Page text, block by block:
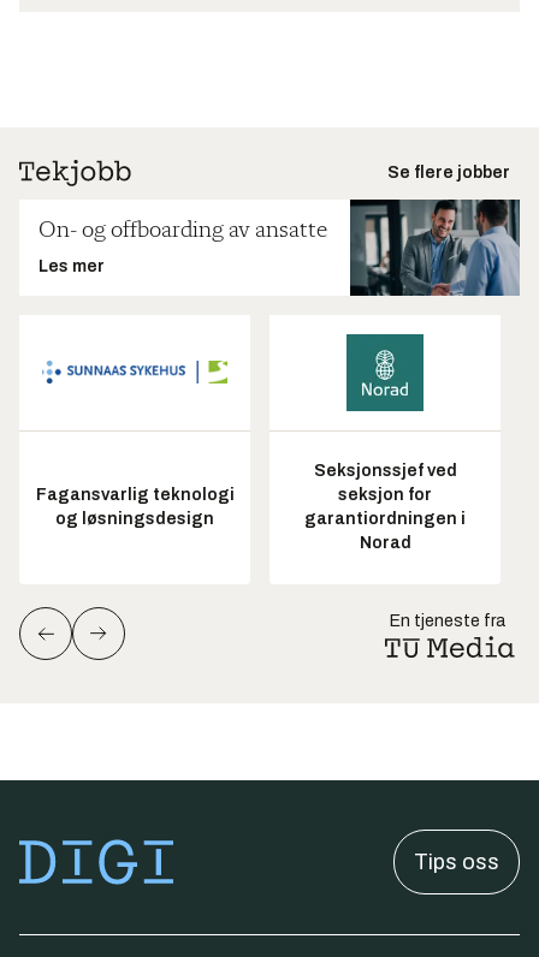
Se flere jobber
On- og offboarding av ansatte
Les mer
Fagansvarlig teknologi
og løsningsdesign
Seksjonssjef ved
seksjon for
garantiordningen i
Norad
En tjeneste fra
Tips oss